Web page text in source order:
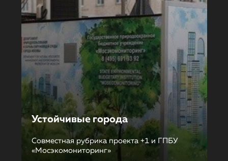
Устойчивые города
Совместная рубрика проекта +1 и ГПБУ
«Мосэкомониторинг»